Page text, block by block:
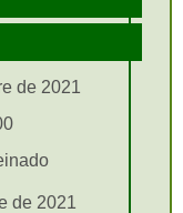
de 2021
de 2021